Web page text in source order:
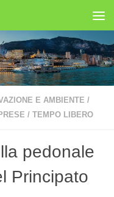
E AMBIENTE /
/ TEMPO LIBERO
pedonale
Principato